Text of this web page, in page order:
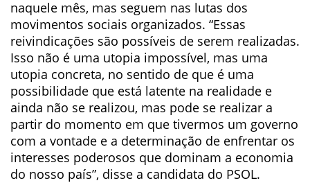
naquele mês, mas seguem nas lutas dos
movimentos sociais organizados. “Essas
reivindicações são possíveis de serem realizadas.
Isso não é uma utopia impossível, mas uma
utopia concreta, no sentido de que é uma
possibilidade que está latente na realidade e
ainda não se realizou, mas pode se realizar a
partir do momento em que tivermos um governo
com a vontade e a determinação de enfrentar os
interesses poderosos que dominam a economia
do nosso país”, disse a candidata do PSOL.